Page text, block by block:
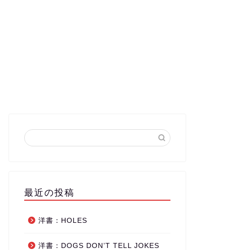
最近の投稿
洋書：HOLES
洋書：DOGS DON’T TELL JOKES